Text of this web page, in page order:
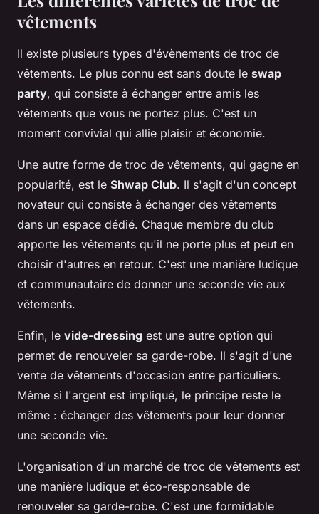
vêtements
Il existe plusieurs types d'évènements de troc de
vêtements. Le plus connu est sans doute le swap
party, qui consiste à échanger entre amis les
vêtements que vous ne portez plus. C'est un
moment convivial qui allie plaisir et économie.
Une autre forme de troc de vêtements, qui gagne en
popularité, est le Shwap Club. Il s'agit d'un concept
novateur qui consiste à échanger des vêtements
dans un espace dédié. Chaque membre du club
apporte les vêtements qu'il ne porte plus et peut en
choisir d'autres en retour. C'est une manière ludique
et communautaire de donner une seconde vie aux
vêtements.
Enfin, le vide-dressing est une autre option qui
permet de renouveler sa garde-robe. Il s'agit d'une
vente de vêtements d'occasion entre particuliers.
Même si l'argent est impliqué, le principe reste le
même : échanger des vêtements pour leur donner
une seconde vie.
L'organisation d'un marché de troc de vêtements est
une manière ludique et éco-responsable de
renouveler sa garde-robe. C'est une formidable